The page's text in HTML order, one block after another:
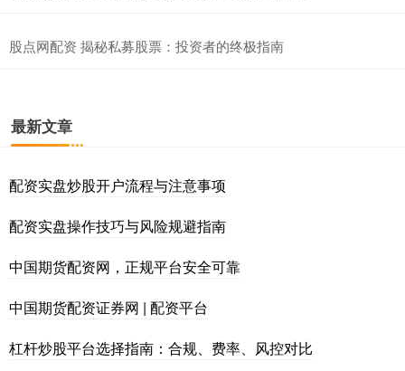
股点网配资 揭秘私募股票：投资者的终极指南
最新文章
配资实盘炒股开户流程与注意事项
配资实盘操作技巧与风险规避指南
中国期货配资网，正规平台安全可靠
中国期货配资证券网 | 配资平台
杠杆炒股平台选择指南：合规、费率、风控对比